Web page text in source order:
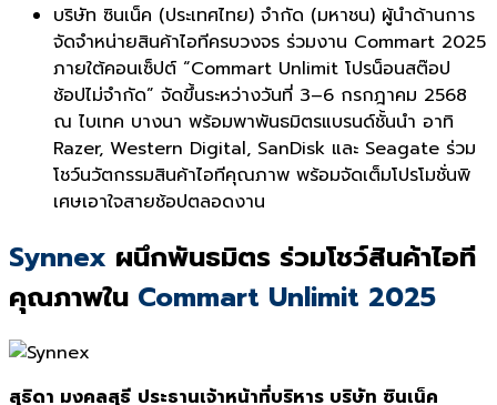
บริษัท ซินเน็ค (ประเทศไทย) จำกัด (มหาชน) ผู้นำด้านการ
จัดจำหน่ายสินค้าไอทีครบวงจร ร่วมงาน Commart 2025
ภายใต้คอนเซ็ปต์ “Commart Unlimit โปรน็อนสต๊อป
ช้อปไม่จำกัด” จัดขึ้นระหว่างวันที่ 3–6 กรกฎาคม 2568
ณ ไบเทค บางนา พร้อมพาพันธมิตรแบรนด์ชั้นนำ อาทิ
Razer, Western Digital, SanDisk และ Seagate ร่วม
โชว์นวัตกรรมสินค้าไอทีคุณภาพ พร้อมจัดเต็มโปรโมชั่นพิ
เศษเอาใจสายช้อปตลอดงาน
Synnex ผนึกพันธมิตร ร่วมโชว์สินค้าไอที
คุณภาพใน Commart Unlimit 2025
สุธิดา มงคลสุธี ประธานเจ้าหน้าที่บริหาร บริษัท ซินเน็ค